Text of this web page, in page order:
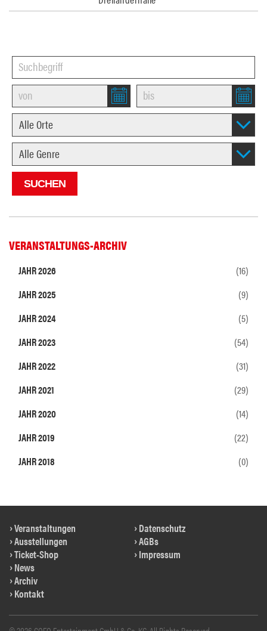
VERANSTALTUNGS-ARCHIV
JAHR 2026
(16)
JAHR 2025
(9)
JAHR 2024
(5)
JAHR 2023
(54)
JAHR 2022
(31)
JAHR 2021
(29)
JAHR 2020
(14)
JAHR 2019
(22)
JAHR 2018
(0)
Veranstaltungen
Ausstellungen
Ticket-Shop
News
Archiv
Kontakt
Datenschutz
AGBs
Impressum